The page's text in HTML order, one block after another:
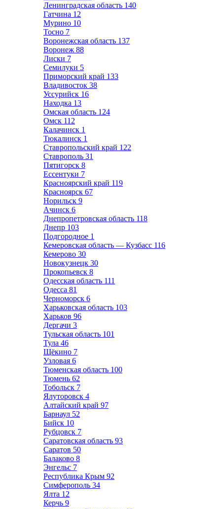
Ленинградская область 140
Гатчина 12
Мурино 10
Тосно 7
Воронежская область 137
Воронеж 88
Лиски 7
Семилуки 5
Приморский край 133
Владивосток 38
Уссурийск 16
Находка 13
Омская область 124
Омск 112
Калачинск 1
Тюкалинск 1
Ставропольский край 122
Ставрополь 31
Пятигорск 8
Ессентуки 7
Красноярский край 119
Красноярск 67
Норильск 9
Ачинск 6
Днепропетровская область 118
Днепр 103
Подгородное 1
Кемеровская область — Кузбасс 116
Кемерово 30
Новокузнецк 30
Прокопьевск 8
Одесская область 111
Одесса 81
Черноморск 6
Харьковская область 103
Харьков 96
Дергачи 3
Тульская область 101
Тула 46
Щёкино 7
Узловая 6
Тюменская область 100
Тюмень 62
Тобольск 7
Ялуторовск 4
Алтайский край 97
Барнаул 52
Бийск 10
Рубцовск 7
Саратовская область 93
Саратов 50
Балаково 8
Энгельс 7
Республика Крым 92
Симферополь 34
Ялта 12
Керчь 9